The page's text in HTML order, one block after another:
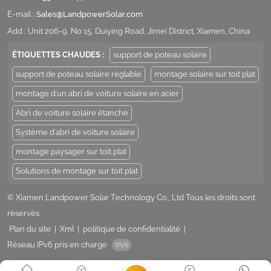
E-mail : Sales@LandpowerSolar.com
Add : Unit 206-9, No 15, Duiying Road, Jimei District, Xiamen, China
ÉTIQUETTES CHAUDES : support de poteau solaire
support de poteau solaire réglable montage solaire sur toit plat
montage d'un abri de voiture solaire en acier
Abri de voiture solaire étanche
Système d'abri de voiture solaire
montage paysager sur toit plat
Solutions de montage sur toit plat
© Xiamen Landpower Solar Technology Co., Ltd Tous les droits sont
réservés .
Plan du site
Xml politique de confidentialité
Réseau IPv6 pris en charge